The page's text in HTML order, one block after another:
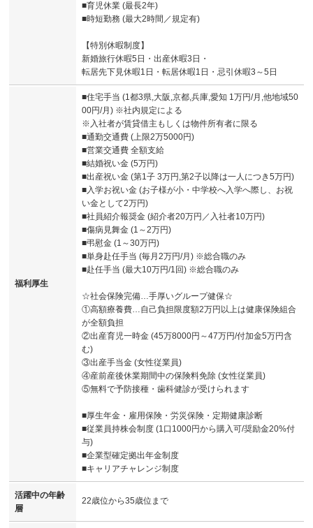
■育児休業 (最長2年)
■時短勤務 (最大2時間／規定有)
【特別休暇制度】
新婚旅行休暇5日・出産休暇3日・
転居先下見休暇1日・転居休暇1日・忌引休暇3～5日
福利厚生
■住宅手当 (1都3県,大阪,京都,兵庫,愛知 1万円/月,他地域50
00円/月) ※社内規定による
※入社者が賃貸借主もしくは物件所有者に限る
■通勤交通費 (上限2万5000円)
■営業交通費 全額支給
■結婚祝い金 (5万円)
■出産祝い金 (第1子 3万円,第2子以降は一人につき5万円)
■入学お祝い金 (お子様が小・中学校へ入学へ際し、お祝
い金として2万円)
■社員紹介報奨金 (紹介者20万円／入社者10万円)
■傷病見舞金 (1～2万円)
■弔慰金 (1～30万円)
■単身赴任手当 (毎月2万円/月) ※総合職のみ
■赴任手当 (最大10万円/1回) ※総合職のみ
☆社会保険完備…手厚いグループ健保☆
①高額療養費…自己負担限度額2万円以上は健康保険組合
が全額負担
②出産育児一時金 (45万8000円～47万円/付加金5万円含
む)
③出産手当金 (女性従業員)
④産前産後休業期間中の保険料免除 (女性従業員)
⑤無料で予防接種・歯科健診が受けられます
■厚生年金・雇用保険・労災保険・定期健康診断
■従業員持株会制度 (1口1000円から購入可/奨励金20%付
与)
■企業型確定拠出年金制度
■キャリアチャレンジ制度
活躍中の年齢
層
22歳位から35歳位まで